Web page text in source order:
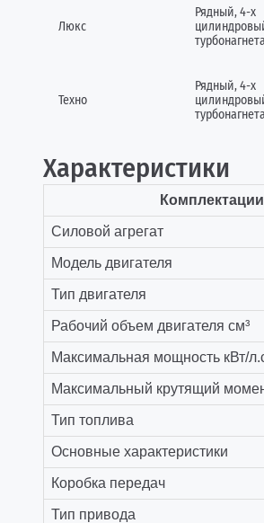
Люкс
Рядный, 4-х
Техно
Рядный, 4-х
Характеристики
Комплектации
Силовой агрегат
Модель двигателя
Тип двигателя
Рабочий объем двигателя см³
Максимальная мощность кВт/
Максимальный крутящий
Тип топлива
Основные характеристики
Коробка передач
Тип привода